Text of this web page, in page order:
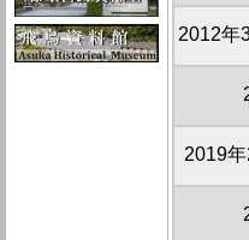
2012年
2019